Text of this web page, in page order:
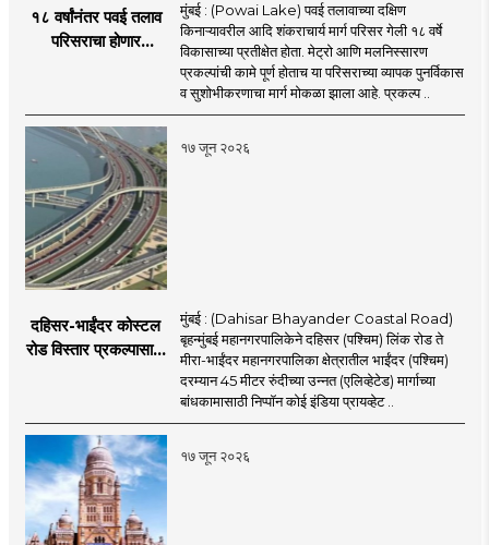
१८ वर्षांनंतर पवई तलाव
परिसराचा होणार
सुरुवात;
मुंबई : (Powai Lake) पवई तलावाच्या दक्षिण
किनाऱ्यावरील आदि शंकराचार्य मार्ग परिसर गेली १८ वर्षे
विकासाच्या प्रतीक्षेत होता. मेट्रो आणि मलनिस्सारण
प्रकल्पांची कामे पूर्ण होताच या परिसराच्या व्यापक पुनर्विकास
व सुशोभीकरणाचा मार्ग मोकळा झाला आहे. प्रकल्प ..
१७ जून २०२६
दहिसर-भाईंदर कोस्टल
रोड विस्तार प्रकल्पासाठी
मंजुरीची प्रतीक्षा
मुंबई : (Dahisar Bhayander Coastal Road)
बृहन्मुंबई महानगरपालिकेने दहिसर (पश्चिम) लिंक रोड ते
मीरा-भाईंदर महानगरपालिका क्षेत्रातील भाईंदर (पश्चिम)
दरम्यान 45 मीटर रुंदीच्या उन्नत (एलिव्हेटेड) मार्गाच्या
बांधकामासाठी निप्पॉन कोई इंडिया प्रायव्हेट ..
१७ जून २०२६